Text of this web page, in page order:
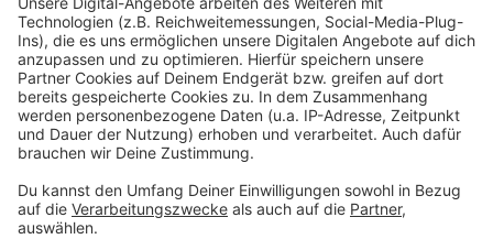
Wir verwenden einen Service eines
Drittanbieters, um Videoinhalte
einzubetten. Dieser Service kann
Daten zu Ihren Aktivitäten
sammeln. Bitte lesen Sie die
Nutzung des Service zu, um dieses
Video anzusehen.